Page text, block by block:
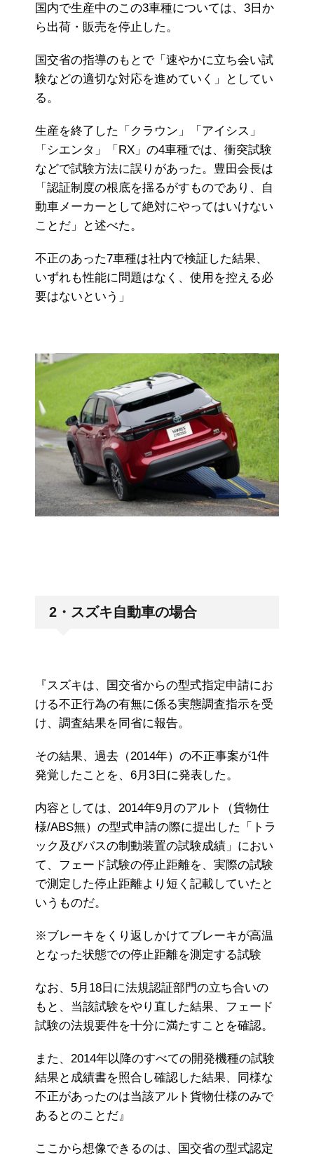
国内で生産中のこの3車種については、3日か
ら出荷・販売を停止した。
国交省の指導のもとで「速やかに立ち会い試
験などの適切な対応を進めていく」としてい
る。
生産を終了した「クラウン」「アイシス」
「シエンタ」「RX」の4車種では、衝突試験
などで試験方法に誤りがあった。豊田会長は
「認証制度の根底を揺るがすものであり、自
動車メーカーとして絶対にやってはいけない
ことだ」と述べた。
不正のあった7車種は社内で検証した結果、
いずれも性能に問題はなく、使用を控える必
要はないという」
2・スズキ自動車の場合
『スズキは、国交省からの型式指定申請にお
ける不正行為の有無に係る実態調査指示を受
け、調査結果を同省に報告。
その結果、過去（2014年）の不正事案が1件
発覚したことを、6月3日に発表した。
内容としては、2014年9月のアルト（貨物仕
様/ABS無）の型式申請の際に提出した「トラ
ック及びバスの制動装置の試験成績」におい
て、フェード試験の停止距離を、実際の試験
で測定した停止距離より短く記載していたと
いうものだ。
※ブレーキをくり返しかけてブレーキが高温
となった状態での停止距離を測定する試験
なお、5月18日に法規認証部門の立ち合いの
もと、当該試験をやり直した結果、フェード
試験の法規要件を十分に満たすことを確認。
また、2014年以降のすべての開発機種の試験
結果と成績書を照合し確認した結果、同様な
不正があったのは当該アルト貨物仕様のみで
あるとのことだ』
ここから想像できるのは、国交省の型式認定